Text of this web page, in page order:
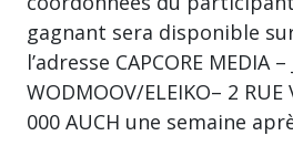
gagnant sera disponible
l’adresse CAPCORE MEDIA
WODMOOV/ELEIKO– 2 RUE
000 AUCH une semaine